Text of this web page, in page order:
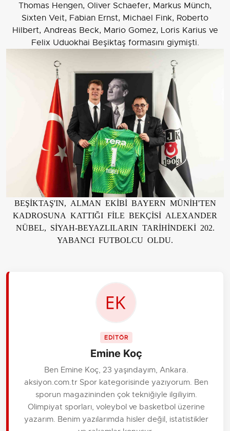
Thomas Hengen, Oliver Schaefer, Markus Münch,
Sixten Veit, Fabian Ernst, Michael Fink, Roberto
Hilbert, Andreas Beck, Mario Gomez, Loris Karius ve
Felix Uduokhai Beşiktaş formasını giymişti.
BEŞİKTAŞ'IN, ALMAN EKİBİ BAYERN MÜNİH'TEN
KADROSUNA KATTIĞI FİLE BEKÇİSİ ALEXANDER
NÜBEL, SİYAH-BEYAZLILARIN TARİHİNDEKİ 202.
YABANCI FUTBOLCU OLDU.
EDİTÖR
Emine Koç
Ben Emine Koç, 23 yaşındayım, Ankara.
aksiyon.com.tr Spor kategorisinde yazıyorum. Ben
sporun magazininden çok tekniğiyle ilgiliyim.
Olimpiyat sporları, voleybol ve basketbol üzerine
yazarım. Benim yazılarımda hisler değil, istatistikler